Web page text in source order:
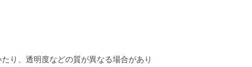
り、透明度などの質が異なる場合があり